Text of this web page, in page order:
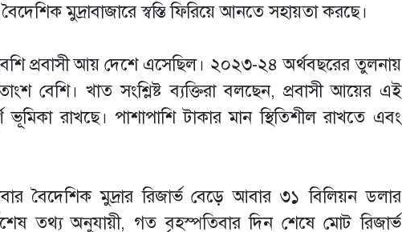
মুদ্রাবাজারে স্বস্তি ফিরিয়ে আনতে সহায়তা করছে।
প্রবাসী আয় দেশে এসেছিল। ২০২৩-২৪ অর্থবছরের তুলনায়
বেশি। খাত সংশ্লিষ্ট ব্যক্তিরা বলছেন, প্রবাসী আয়ের এই
ভূমিকা রাখছে। পাশাপাশি টাকার মান স্থিতিশীল রাখতে এবং
বৈদেশিক মুদ্রার রিজার্ভ বেড়ে আবার ৩১ বিলিয়ন ডলার
তথ্য অনুযায়ী, গত বৃহস্পতিবার দিন শেষে মোট রিজার্ভ